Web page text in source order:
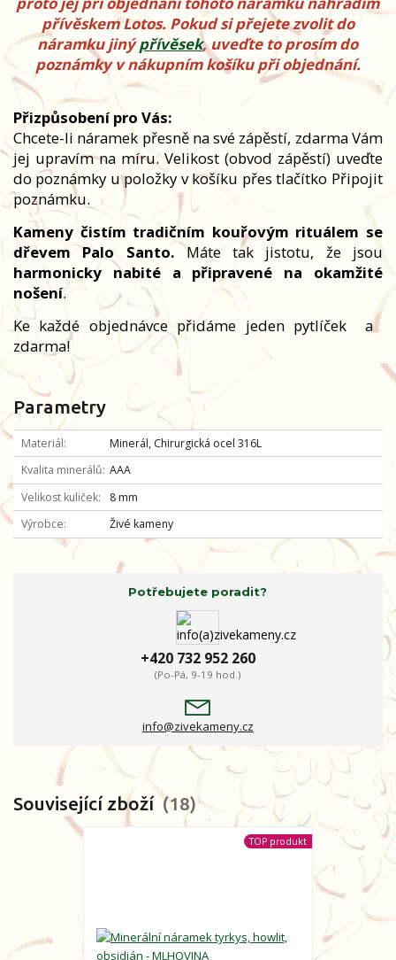
přívěskem Lotos. Pokud si přejete zvolit do
náramku jinýpřívěsek, uveďte to prosím do
poznámky v nákupním košíku při objednání.
Přizpůsobení pro Vás:
Chcete-li náramek přesně na své zápěstí, zdarma Vám
jej upravím na míru. Velikost (obvod zápěstí) uveďte
do poznámky u položky v košíku přes tlačítko Připojit
poznámku.
Kameny čistím tradičním kouřovým rituálem se
dřevem Palo Santo. Máte tak jistotu, že jsou
harmonicky nabité a připravené na okamžité
nošení.
Ke každé objednávce přidáme jeden pytlíček
a
zdarma!
Parametry
Materiál
Minerál, Chirurgická ocel 316L
Kvalita minerálů AAA
Velikost kuliček
8 mm
Výrobce
Živé kameny
Potřebujete poradit?
+420 732 952 260
(Po-Pá, 9-19 hod.)
info@zivekameny.cz
Související zboží 18
TOP produkt